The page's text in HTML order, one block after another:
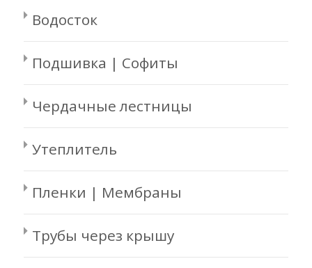
Водосток
Подшивка | Софиты
Чердачные лестницы
Утеплитель
Пленки | Мембраны
Трубы через крышу